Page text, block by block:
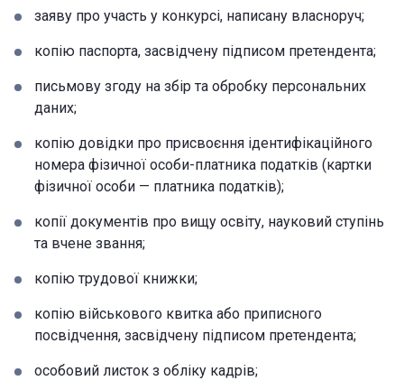
заяву про участь у конкурсі, написану власноруч;
копію паспорта, засвідчену підписом претендента;
письмову згоду на збір та обробку персональних
даних;
копію довідки про присвоєння ідентифікаційного
номера фізичної особи-платника податків (картки
фізичної особи — платника податків);
копії документів про вищу освіту, науковий ступінь
та вчене звання;
копію трудової книжки;
копію військового квитка або приписного
посвідчення, засвідчену підписом претендента;
особовий листок з обліку кадрів;